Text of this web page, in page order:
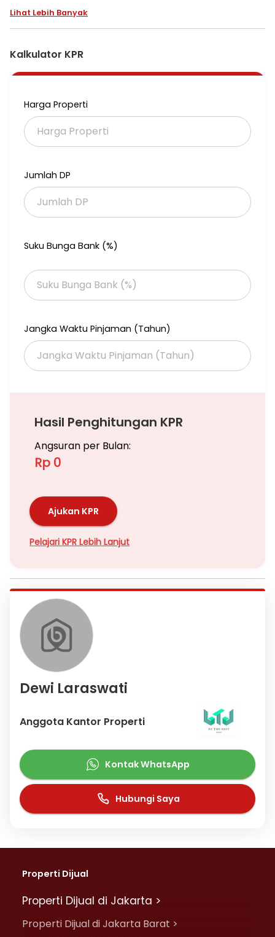
- Luas Tanah: 102 m²
- Luas Bangunan: 80 m²
- Bangunan: 1 lantai
- Taman depan & belakang
- Listrik: 1.300 Watt
- Air: PDAM
- Hadap: Selatan
- Jalan depan: muat 2 mobil
- Bonus: Pagar
Keunggulan Lokasi:
- Cocok untuk hunian keluarga maupun investasi
*Harga: 890 Juta*
Kalau mau, tinggal tambahkan di bawahnya:
Lihat Lebih Banyak
Kalkulator KPR
Harga Properti
Jumlah DP
Suku Bunga Bank (%)
Jangka Waktu Pinjaman (Tahun)
Hasil Penghitungan KPR
Angsuran per Bulan:
Rp 0
Ajukan KPR
Pelajari KPR Lebih Lanjut
Dewi Laraswati
Anggota Kantor Properti
Kontak WhatsApp
Hubungi Saya
Properti Dijual
Properti Dijual di Jakarta >
Properti Dijual di Jakarta Barat >